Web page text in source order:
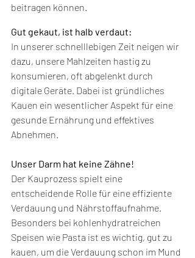
beitragen können.
Gut gekaut, ist halb verdaut:
In unserer schnelllebigen Zeit neigen wir
dazu, unsere Mahlzeiten hastig zu
konsumieren, oft abgelenkt durch
digitale Geräte. Dabei ist gründliches
Kauen ein wesentlicher Aspekt für eine
gesunde Ernährung und effektives
Abnehmen.
Unser Darm hat keine Zähne!
Der Kauprozess spielt eine
entscheidende Rolle für eine effiziente
Verdauung und Nährstoffaufnahme.
Besonders bei kohlenhydratreichen
Speisen wie Pasta ist es wichtig, gut zu
kauen, um die Verdauung schon im Mund